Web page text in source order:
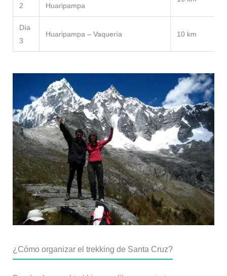
2 Huaripampa
Día
3
Huaripampa – Vaquería 10 km
¿Cómo organizar el trekking de Santa Cruz?